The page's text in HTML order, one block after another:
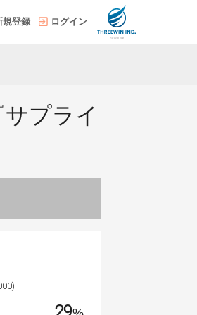
規登録 ログイン
プライ
29